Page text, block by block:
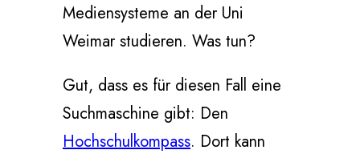
Mediensysteme an der Uni
Weimar studieren. Was tun?
Gut, dass es für diesen Fall eine
Suchmaschine gibt: Den
Hochschulkompass. Dort kann